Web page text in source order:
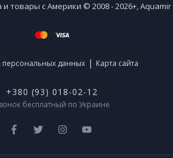
товары с Америки © 2008 - 2026+,
персональных данных | Карта сайта
+380 (93) 018-02-12
бесплатный по Украине